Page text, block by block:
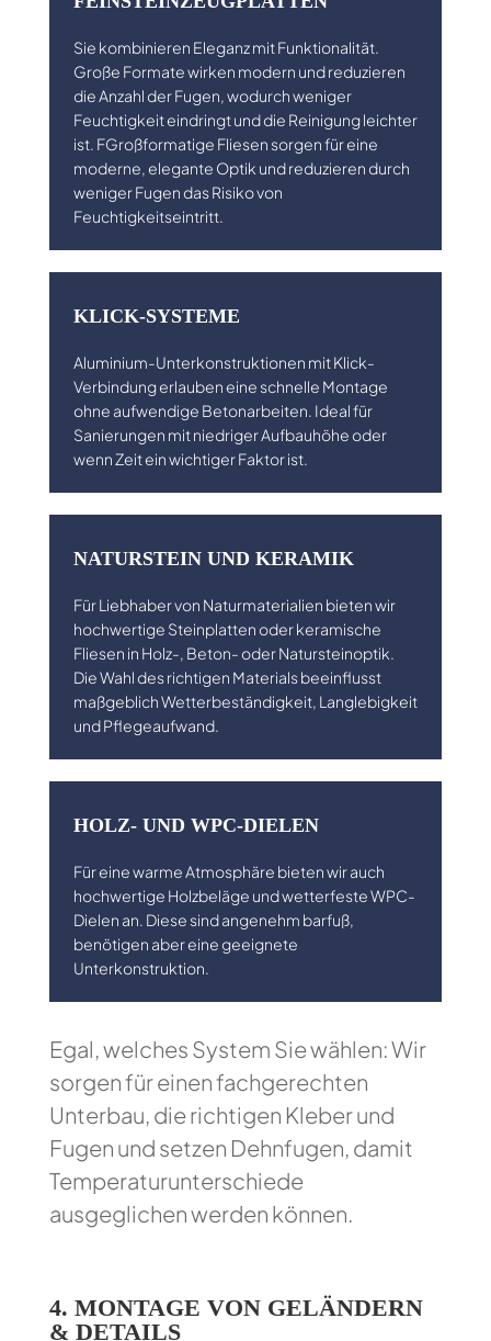
Sie kombinieren Eleganz mit Funktionalität.
Große Formate wirken modern und reduzieren
die Anzahl der Fugen, wodurch weniger
Feuchtigkeit eindringt und die Reinigung leichter
ist. FGroßformatige Fliesen sorgen für eine
moderne, elegante Optik und reduzieren durch
weniger Fugen das Risiko von
Feuchtigkeitseintritt.
KLICK-SYSTEME
Aluminium-Unterkonstruktionen mit Klick-
Verbindung erlauben eine schnelle Montage
ohne aufwendige Betonarbeiten. Ideal für
Sanierungen mit niedriger Aufbauhöhe oder
wenn Zeit ein wichtiger Faktor ist.
NATURSTEIN UND KERAMIK
Für Liebhaber von Naturmaterialien bieten wir
hochwertige Steinplatten oder keramische
Fliesen in Holz-, Beton- oder Natursteinoptik.
Die Wahl des richtigen Materials beeinflusst
maßgeblich Wetterbeständigkeit, Langlebigkeit
und Pflegeaufwand.
HOLZ- UND WPC-DIELEN
Für eine warme Atmosphäre bieten wir auch
hochwertige Holzbeläge und wetterfeste WPC-
Dielen an. Diese sind angenehm barfuß,
benötigen aber eine geeignete
Unterkonstruktion.
Egal, welches System Sie wählen: Wir
sorgen für einen fachgerechten
Unterbau, die richtigen Kleber und
Fugen und setzen Dehnfugen, damit
Temperaturunterschiede
ausgeglichen werden können.
4. MONTAGE VON GELÄNDERN
& DETAILS